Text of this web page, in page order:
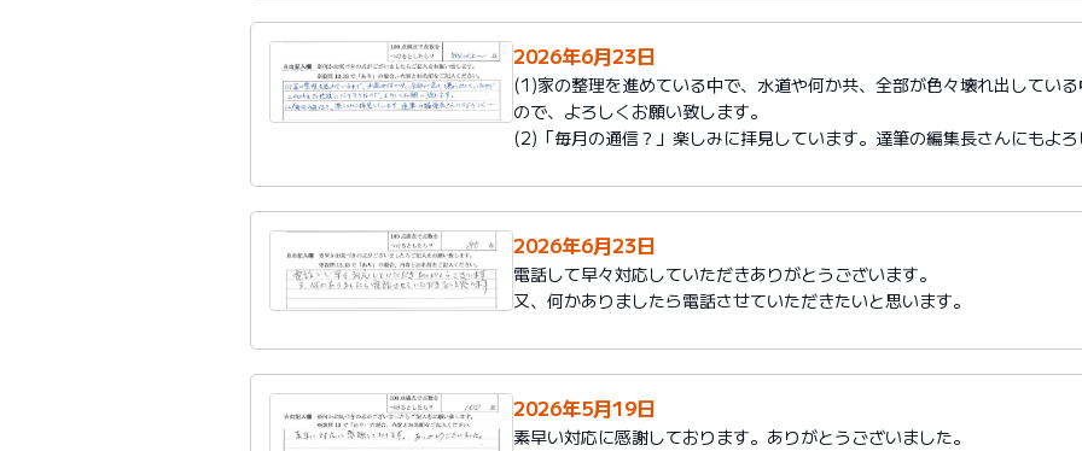
2026年6月23日
(1)家の整理を進めている中で、水道や何か共、全部が色々壊れ出してい
ので、よろしくお願い致します。
(2)「毎月の通信？」楽しみに拝見しています。達筆の編集長さんにもよ
2026年6月23日
電話して早々対応していただきありがとうございます。
又、何かありましたら電話させていただきたいと思います。
2026年5月19日
素早い対応に感謝しております。ありがとうございました。